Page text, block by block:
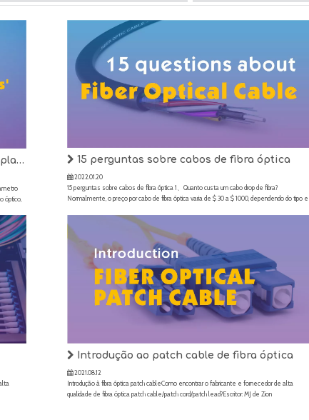
óptico,
15 perguntas sobre cabos de fibra óptica
2022.01.20
15 perguntas sobre cabos de fibra óptica 1、Quanto custa um cabo drop de fibra?
Normalmente, o preço por cabo de fibra óptica varia de $ 30 a $ 1000, dependendo do tipo e
PVC/LSZH/PE, comprimento e design estrutural e outros fa
Introdução ao patch cable de fibra óptica
2021.08.12
Introdução à fibra óptica patch cableComo encontrar o fabricante e fornecedor de alta
qualidade de fibra óptica patch cable/patch cord/patch lead?Escritor: MJ de Zion